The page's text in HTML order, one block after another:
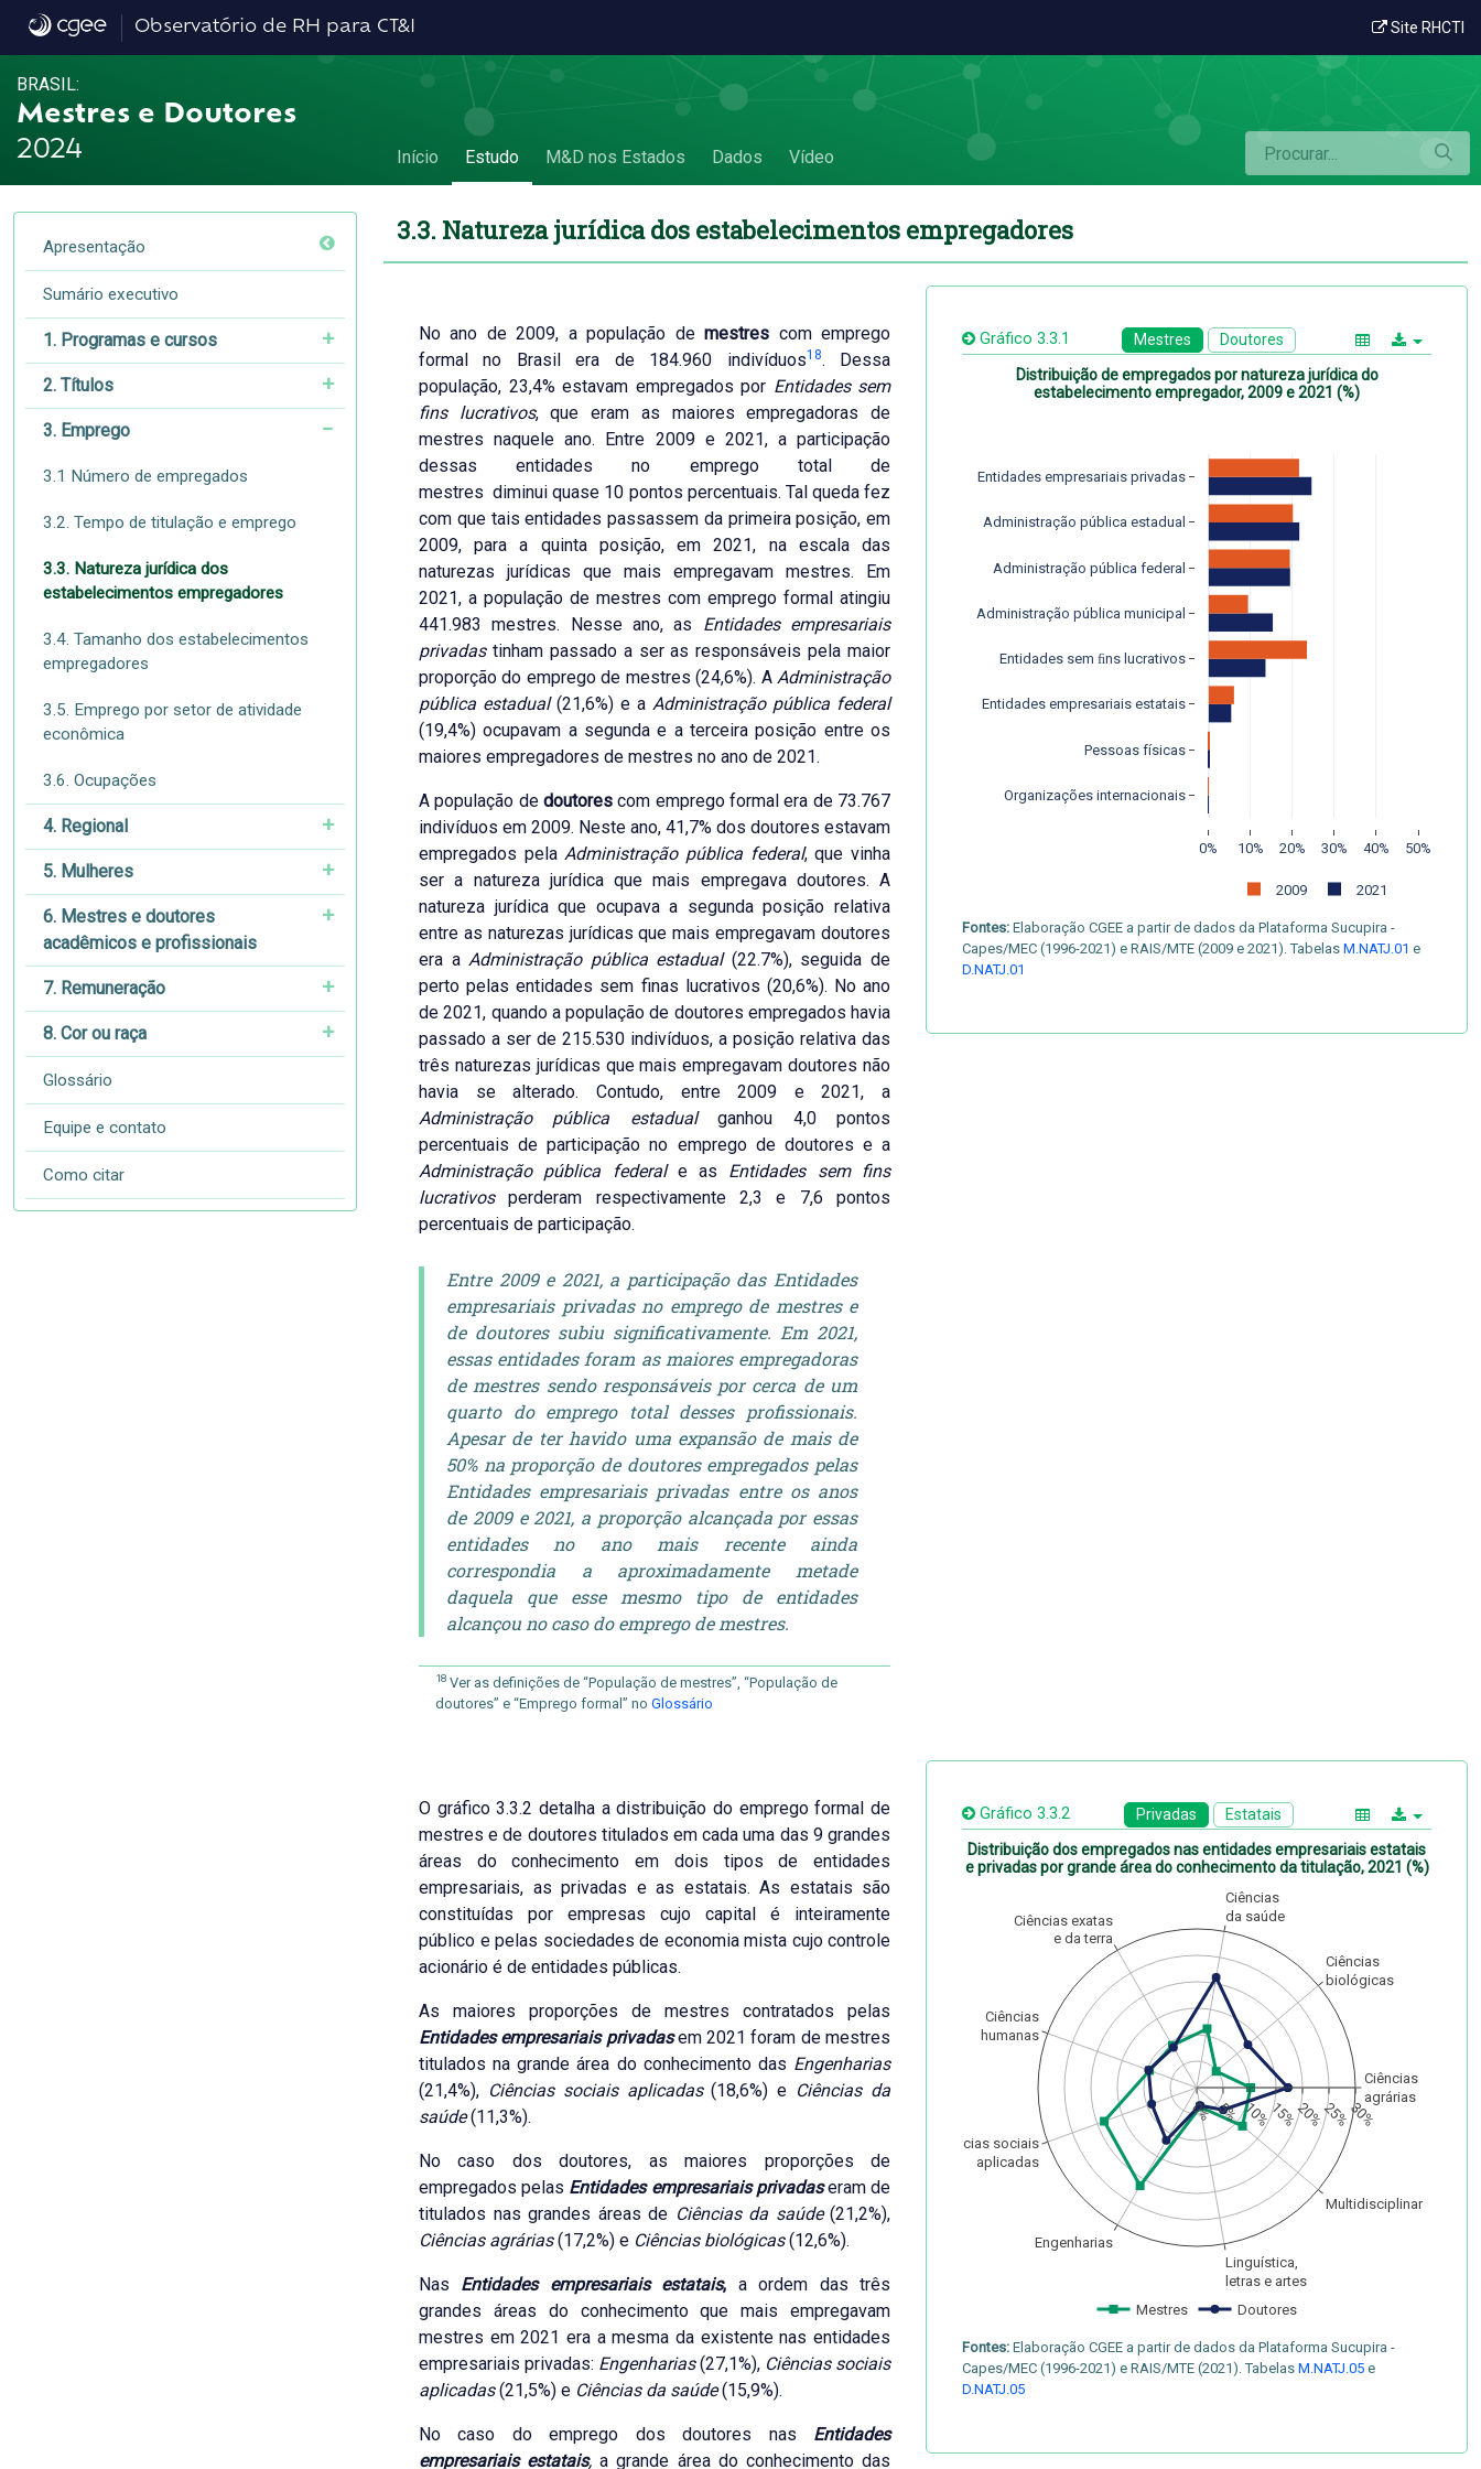
3.3. Natureza jurídica dos estabelecimentos empregadores - 3.3. Natureza jurídica dos estabelecimentos empregadores
Observatório de RH para CT&I Site RHCTI
BRASIL:
Mestres e Doutores
2024
Início Estudo M&D nos Estados Dados Vídeo
Apresentação
Sumário executivo
1. Programas e cursos
2. Títulos
3. Emprego
3.1 Número de empregados
3.2. Tempo de titulação e emprego
3.3. Natureza jurídica dos
estabelecimentos empregadores
3.4. Tamanho dos estabelecimentos
empregadores
3.5. Emprego por setor de atividade
econômica
3.6. Ocupações
4. Regional
5. Mulheres
6. Mestres e doutores
acadêmicos e profissionais
7. Remuneração
8. Cor ou raça
Glossário
Equipe e contato
Como citar
3.3. Natureza jurídica dos estabelecimentos empregadores
No ano de 2009, a população demestres com emprego
formal no Brasil era de 184.960 indivíduos18. Dessa
população, 23,4% estavam empregados por Entidades sem
fins lucrativos, que eram as maiores empregadoras de
mestres naquele ano. Entre 2009 e 2021, a participação
dessas entidades no emprego total de
mestres diminui quase 10 pontos percentuais. Tal queda fez
com que tais entidades passassem da primeira posição, em
2009, para a quinta posição, em 2021, na escala das
naturezas jurídicas que mais empregavam mestres. Em
2021, a população de mestres com emprego formal atingiu
441.983 mestres. Nesse ano, as Entidades empresariais
privadastinham passado a ser as responsáveis pela maior
proporção do emprego de mestres (24,6%). A Administração
pública estadual (21,6%) e a Administração pública federal
(19,4%) ocupavam a segunda e a terceira posição entre os
maiores empregadores de mestres no ano de 2021.
A população de doutores com emprego formal era de 73.767
indivíduos em 2009. Neste ano, 41,7% dos doutores estavam
empregados pelaAdministração pública federal, que vinha
ser a natureza jurídica que mais empregava doutores. A
natureza jurídica que ocupava a segunda posição relativa
entre as naturezas jurídicas que mais empregavam doutores
era aAdministração pública estadual(22.7%), seguida de
perto pelas entidades sem finas lucrativos (20,6%). No ano
de 2021, quando a população de doutores empregados havia
passado a ser de 215.530 indivíduos, a posição relativa das
três naturezas jurídicas que mais empregavam doutores não
havia se alterado. Contudo, entre 2009 e 2021, a
Administração pública estadualganhou 4,0 pontos
percentuais de participação no emprego de doutores e a
Administração pública federale as Entidades sem fins
lucrativosperderam respectivamente 2,3 e 7,6 pontos
percentuais de participação.
Entre 2009 e 2021, a participação das Entidades
empresariais privadas no emprego de mestres e
de doutores subiu significativamente. Em 2021,
essas entidades foram as maiores empregadoras
de mestres sendo responsáveis por cerca de um
quarto do emprego total desses profissionais.
Apesar de ter havido uma expansão de mais de
50% na proporção de doutores empregados pelas
Entidades empresariais privadas entre os anos
de 2009 e 2021, a proporção alcançada por essas
entidades no ano mais recente ainda
correspondia a aproximadamente metade
daquela que esse mesmo tipo de entidades
alcançou no caso do emprego de mestres.
18 Ver as definições de “População de mestres”, “População de
doutores” e “Emprego formal” no Glossário
Gráfico 3.3.1 Mestres Doutores
Distribuição de empregados por natureza jurídica do
estabelecimento empregador, 2009 e 2021 (%)
0% 10% 20% 30% 40% 50%
Organizações internacionais
Pessoas físicas
Entidades empresariais estatais
Entidades sem ﬁns lucrativos
Administração pública municipal
Administração pública federal
Administração pública estadual
Entidades empresariais privadas
2009 2021
Fontes: Elaboração CGEE a partir de dados da Plataforma Sucupira -
Capes/MEC (1996-2021) e RAIS/MTE (2009 e 2021). Tabelas M.NATJ.01 e
D.NATJ.01
O gráfico 3.3.2 detalha a distribuição do emprego formal de
mestres e de doutores titulados em cada uma das 9 grandes
áreas do conhecimento em dois tipos de entidades
empresariais, as privadas e as estatais. As estatais são
constituídas por empresas cujo capital é inteiramente
público e pelas sociedades de economia mista cujo controle
acionário é de entidades públicas.
As maiores proporções de mestres contratados pelas
Entidades empresariais privadasem 2021 foram de mestres
titulados na grande área do conhecimento das Engenharias
(21,4%), Ciências sociais aplicadas(18,6%) e Ciências da
saúde(11,3%).
No caso dos doutores, as maiores proporções de
empregados pelas Entidades empresariais privadaseram de
titulados nas grandes áreas de Ciências da saúde(21,2%),
Ciências agrárias(17,2%) e Ciências biológicas(12,6%).
Nas Entidades empresariais estatais, a ordem das três
grandes áreas do conhecimento que mais empregavam
mestres em 2021 era a mesma da existente nas entidades
empresariais privadas: Engenharias(27,1%), Ciências sociais
aplicadas(21,5%) e Ciências da saúde(15,9%).
No caso do emprego dos doutores nas Entidades
empresariais estatais, a grande área do conhecimento das
Gráfico 3.3.2 Privadas Estatais
Distribuição dos empregados nas entidades empresariais estatais
e privadas por grande área do conhecimento da titulação, 2021 (%)
Ciências
agrárias
Ciências
biológicas
Ciências
da saúde
Ciências exatas
e da terra
Ciências
humanas
Ciências sociais
aplicadas
Engenharias
Linguística,
letras e artes
Multidisciplinar
0%5%10%15%20%25%30%
Mestres Doutores
Fontes: Elaboração CGEE a partir de dados da Plataforma Sucupira -
Capes/MEC (1996-2021) e RAIS/MTE (2021). Tabelas M.NATJ.05 e
D.NATJ.05